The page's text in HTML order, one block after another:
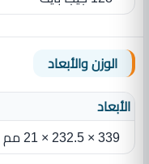
الوزن والأبعاد
الأبعاد
339 × 232.5 × 21 مم